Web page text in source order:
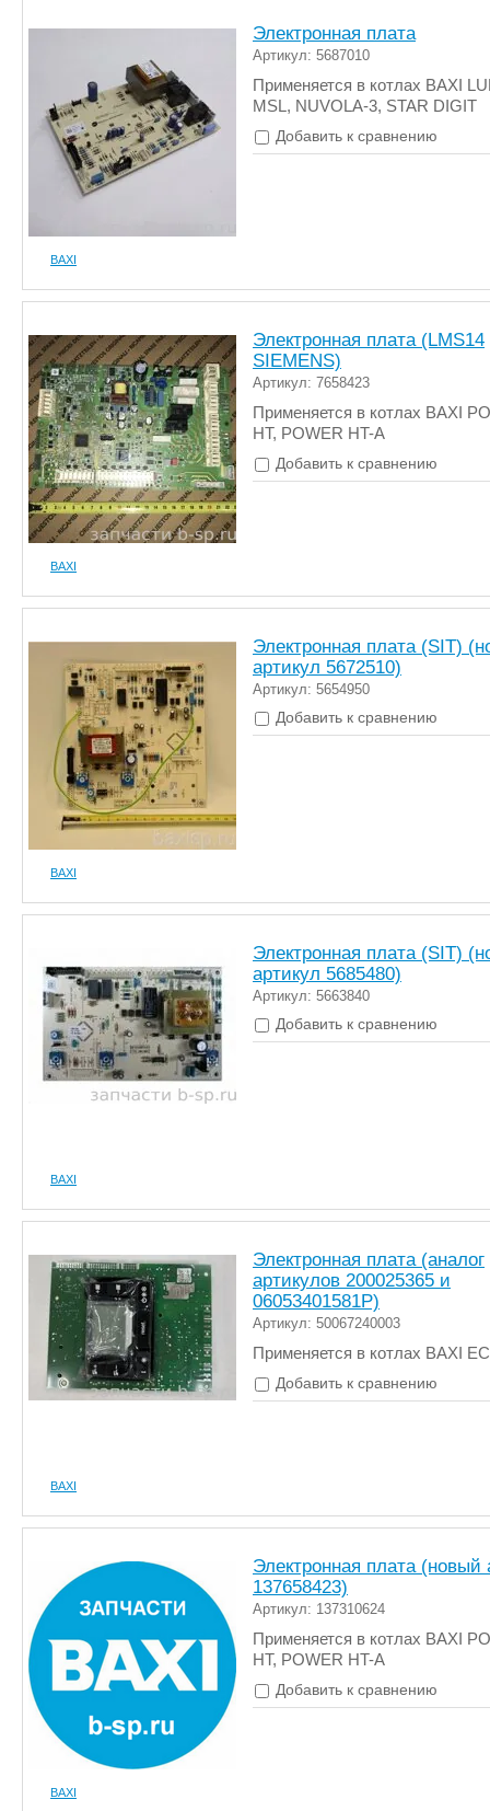
BAXI
Электронная плата
Артикул: 5687010
Применяется в котлах BAXI
MSL, NUVOLA-3, STAR DIGIT
Добавить к сравнению
BAXI
Электронная плата (LMS14
SIEMENS)
Артикул: 7658423
Применяется в котлах BAXI
HT, POWER HT-A
Добавить к сравнению
BAXI
Электронная плата (SIT)
артикул 5672510)
Артикул: 5654950
Добавить к сравнению
BAXI
Электронная плата (SIT)
артикул 5685480)
Артикул: 5663840
Добавить к сравнению
BAXI
Электронная плата (аналог
артикулов 200025365 и
06053401581P)
Артикул: 50067240003
Применяется в котлах BAXI
Добавить к сравнению
BAXI
Электронная плата (новый
137658423)
Артикул: 137310624
Применяется в котлах BAXI
HT, POWER HT-A
Добавить к сравнению